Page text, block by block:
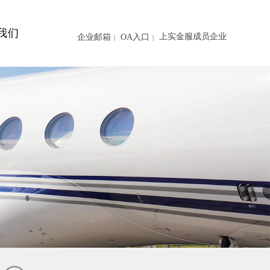
企业邮箱 | OA入口 | 上实金服成员企业
们